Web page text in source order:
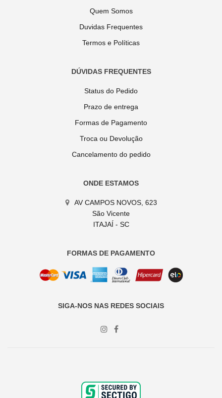
Quem Somos
Duvidas Frequentes
Termos e Políticas
DÚVIDAS FREQUENTES
Status do Pedido
Prazo de entrega
Formas de Pagamento
Troca ou Devolução
Cancelamento do pedido
ONDE ESTAMOS
AV CAMPOS NOVOS, 623
São Vicente
ITAJAÍ - SC
FORMAS DE PAGAMENTO
SIGA-NOS NAS REDES SOCIAIS